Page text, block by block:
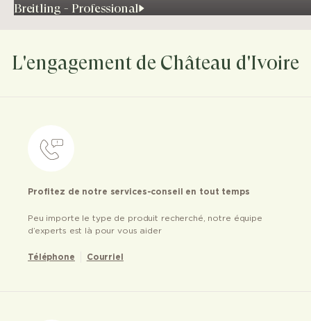
Breitling - Professional
L'engagement de Château d'Ivoire
Profitez de notre services-conseil en tout temps
Peu importe le type de produit recherché, notre équipe
d’experts est là pour vous aider
Téléphone Courriel